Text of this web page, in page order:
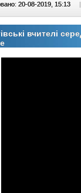
20-08-2019, 15:13 |
вчителі